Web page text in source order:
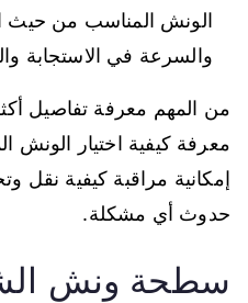
الونش المناسب من حيث
والسرعة في الاستجابة
من المهم معرفة تفاصيل
معرفة كيفية اختيار الونش
إمكانية مراقبة كيفية نقل
حدوث أي مشكلة.
سطحة ونش